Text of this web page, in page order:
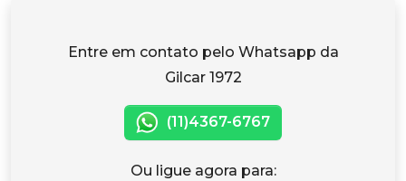
Entre em contato pelo Whatsapp da
Gilcar 1972
(11)4367-6767
Ou ligue agora para: